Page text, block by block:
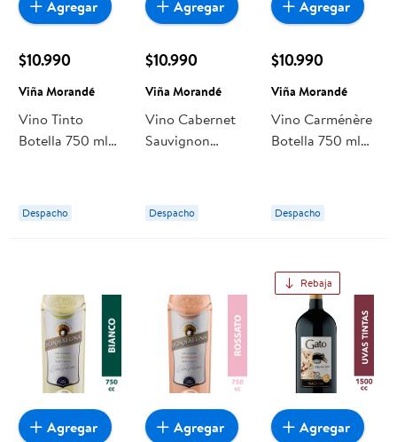
$10.990
Viña Morandé
Vino Tinto
Botella 750 ml
Despacho
Agregar
$10.990
Viña Morandé
Vino Cabernet
Sauvignon
Despacho
Agregar
$10.990
Viña Morandé
Vino Carménère
Botella 750 ml
Despacho
Agregar
Agregar Agregar
Rebaja
Agregar